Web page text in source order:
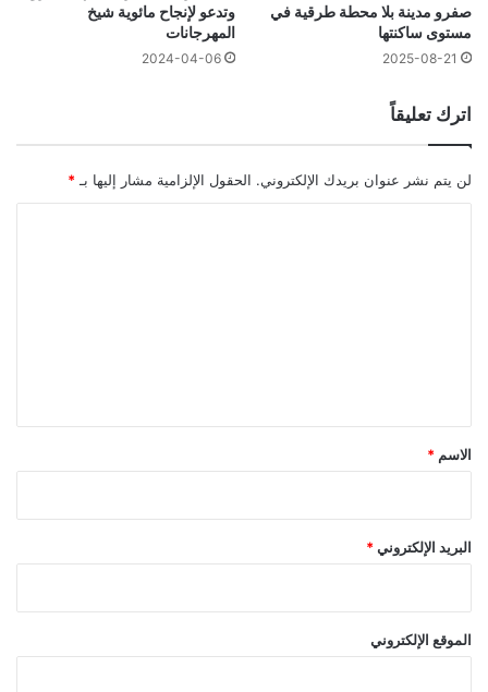
صفرو مدينة بلا محطة طرقية في
مستوى ساكنتها
2025-08-21
وتدعو لإنجاح مائوية شيخ
المهرجانات
2024-04-06
اترك تعليقاً
لن يتم نشر عنوان بريدك الإلكتروني. الحقول الإلزامية مشار إليها بـ *
*
الاسم *
البريد الإلكتروني *
الموقع الإلكتروني